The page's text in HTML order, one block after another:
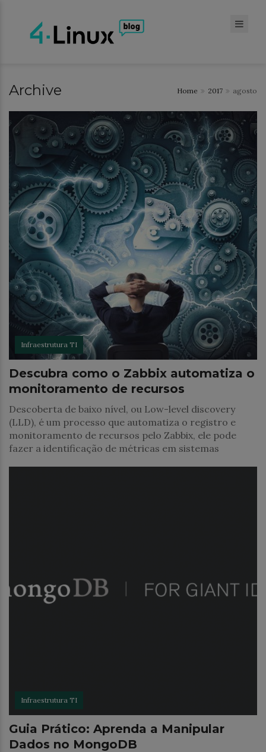
Archive Home 2017 agosto
Infraestrutura TI
Descubra como o Zabbix automatiza o
monitoramento de recursos
Descoberta de baixo nível, ou Low-level discovery
(LLD), é um processo que automatiza o registro e
monitoramento de recursos pelo Zabbix, ele pode
fazer a identificação de métricas em sistemas
Infraestrutura TI
Guia Prático: Aprenda a Manipular
Dados no MongoDB